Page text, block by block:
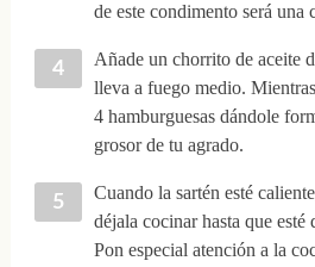
de este condimento será una
Añade un chorrito de aceite
lleva a fuego medio.
4 hamburguesas dándole
grosor de tu agrado.
Cuando la sartén esté
déjala cocinar hasta que esté
Pon especial atención a la